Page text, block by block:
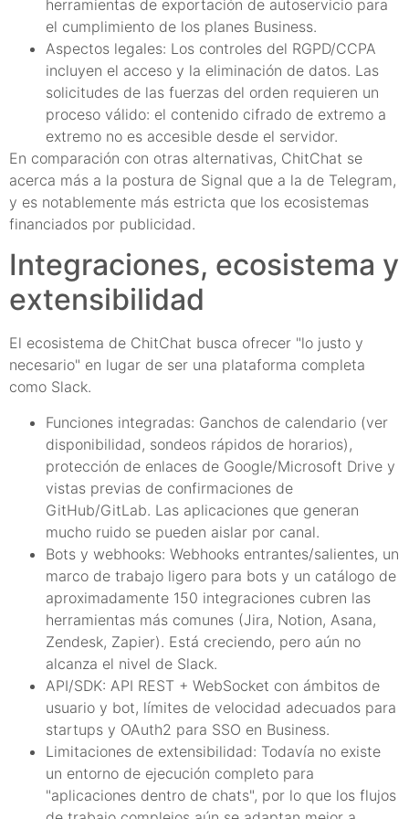
herramientas de exportación de autoservicio para
el cumplimiento de los planes Business.
Aspectos legales: Los controles del RGPD/CCPA
incluyen el acceso y la eliminación de datos. Las
solicitudes de las fuerzas del orden requieren un
proceso válido: el contenido cifrado de extremo a
extremo no es accesible desde el servidor.
En comparación con otras alternativas, ChitChat se
acerca más a la postura de Signal que a la de Telegram,
y es notablemente más estricta que los ecosistemas
financiados por publicidad.
Integraciones, ecosistema y
extensibilidad
El ecosistema de ChitChat busca ofrecer "lo justo y
necesario" en lugar de ser una plataforma completa
como Slack.
Funciones integradas: Ganchos de calendario (ver
disponibilidad, sondeos rápidos de horarios),
protección de enlaces de Google/Microsoft Drive y
vistas previas de confirmaciones de
GitHub/GitLab. Las aplicaciones que generan
mucho ruido se pueden aislar por canal.
Bots y webhooks: Webhooks entrantes/salientes, un
marco de trabajo ligero para bots y un catálogo de
aproximadamente 150 integraciones cubren las
herramientas más comunes (Jira, Notion, Asana,
Zendesk, Zapier). Está creciendo, pero aún no
alcanza el nivel de Slack.
API/SDK: API REST + WebSocket con ámbitos de
usuario y bot, límites de velocidad adecuados para
startups y OAuth2 para SSO en Business.
Limitaciones de extensibilidad: Todavía no existe
un entorno de ejecución completo para
"aplicaciones dentro de chats", por lo que los flujos